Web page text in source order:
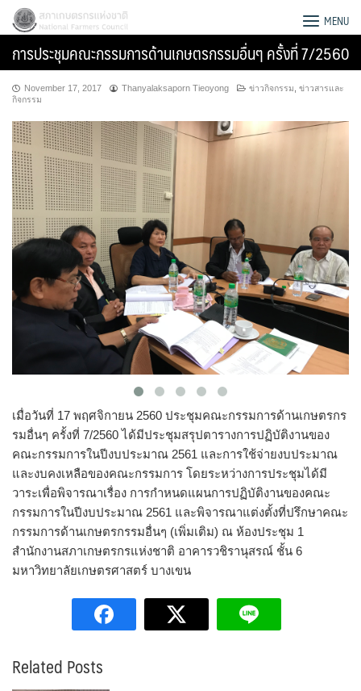
Skip
content
Search
สภาเกษตรกรแห่งชาติ MENU
การประชุมคณะกรรมการด้านเกษตรกรรมอื่นๆ ครั้งที่ 7/2560
November 17, 2017 Thanyalaksaporn Tieoyong ข่าวกิจกรรม ข่าวสารและ
กิจกรรม
เมื่อวันที่ 17 พฤศจิกายน 2560 ประชุมคณะกรรมการด้านเกษตรกร
รมอื่นๆ ครั้งที่ 7/2560 ได้มีประชุมสรุปตารางการปฏิบัติงานของ
คณะกรรมการในปีงบประมาณ 2561 และการใช้จ่ายงบประมาณ
และงบคงเหลือของคณะกรรมการ โดยระหว่างการประชุมได้มี
วาระเพื่อพิจารณาเรื่อง การกำหนดแผนการปฏิบัติงานของคณะ
กรรมการในปีงบประมาณ 2561 และพิจารณาแต่งตั้งที่ปรึกษาคณะ
กรรมการด้านเกษตรกรรมอื่นๆ (เพิ่มเติม) ณ ห้องประชุม 1
สำนักงานสภาเกษตรกรแห่งชาติ อาคารวชิรานุสรณ์ ชั้น 6
มหาวิทยาลัยเกษตรศาสตร์ บางเขน
Related Posts